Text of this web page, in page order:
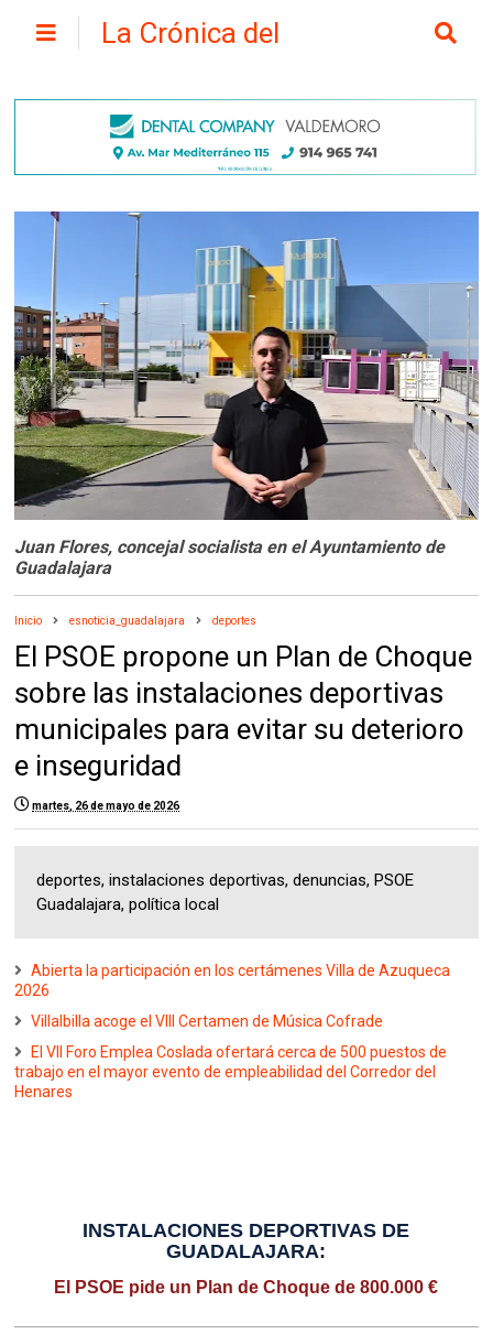
La Crónica del
Juan Flores, concejal socialista en el Ayuntamiento de
Guadalajara
Inicio esnoticia_guadalajara deportes
El PSOE propone un Plan de Choque
sobre las instalaciones deportivas
municipales para evitar su deterioro
e inseguridad
martes, 26 de mayo de 2026
deportes, instalaciones deportivas, denuncias, PSOE
Guadalajara, política local
Abierta la participación en los certámenes Villa de Azuqueca
2026
Villalbilla acoge el VIII Certamen de Música Cofrade
El VII Foro Emplea Coslada ofertará cerca de 500 puestos de
trabajo en el mayor evento de empleabilidad del Corredor del
Henares
INSTALACIONES DEPORTIVAS DE
GUADALAJARA:
El PSOE pide un Plan de Choque de 800.000 €